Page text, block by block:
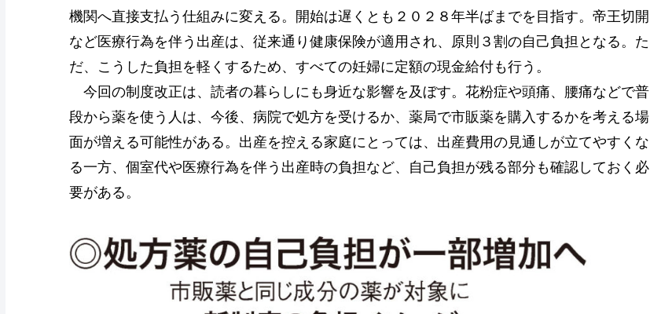
機関へ直接支払う仕組みに変える。開始は遅くとも２０２８年半ばまでを目指す。帝王切開
など医療行為を伴う出産は、従来通り健康保険が適用され、原則３割の自己負担となる。た
だ、こうした負担を軽くするため、すべての妊婦に定額の現金給付も行う。
今回の制度改正は、読者の暮らしにも身近な影響を及ぼす。花粉症や頭痛、腰痛などで普
段から薬を使う人は、今後、病院で処方を受けるか、薬局で市販薬を購入するかを考える場
面が増える可能性がある。出産を控える家庭にとっては、出産費用の見通しが立てやすくな
る一方、個室代や医療行為を伴う出産時の負担など、自己負担が残る部分も確認しておく必
要がある。